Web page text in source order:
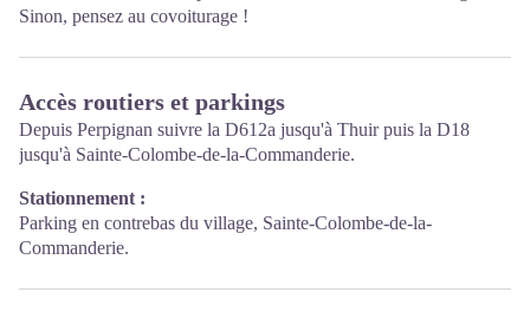
Sinon, pensez au covoiturage !
Accès routiers et parkings
Depuis Perpignan suivre la D612a jusqu'à Thuir puis la D18
jusqu'à Sainte-Colombe-de-la-Commanderie.
Stationnement :
Parking en contrebas du village, Sainte-Colombe-de-la-
Commanderie.